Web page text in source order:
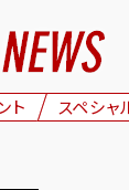
NEWS
STAFF&CAST
ト スペシャ